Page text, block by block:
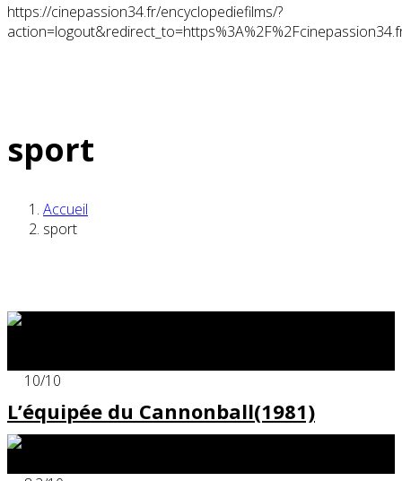
https://cinepassion34.fr/encyclopediefilms/?
sport
Accueil
sport
10/10
L’équipée du Cannonball(1981)